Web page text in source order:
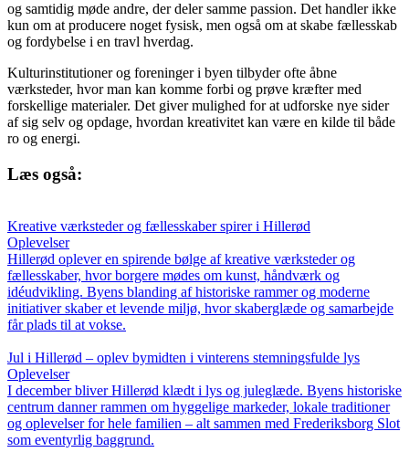
og samtidig møde andre, der deler samme passion. Det handler ikke
kun om at producere noget fysisk, men også om at skabe fællesskab
og fordybelse i en travl hverdag.
Kulturinstitutioner og foreninger i byen tilbyder ofte åbne
værksteder, hvor man kan komme forbi og prøve kræfter med
forskellige materialer. Det giver mulighed for at udforske nye sider
af sig selv og opdage, hvordan kreativitet kan være en kilde til både
ro og energi.
Læs også:
Kreative værksteder og fællesskaber spirer i Hillerød
Oplevelser
Hillerød oplever en spirende bølge af kreative værksteder og
fællesskaber, hvor borgere mødes om kunst, håndværk og
idéudvikling. Byens blanding af historiske rammer og moderne
initiativer skaber et levende miljø, hvor skaberglæde og samarbejde
får plads til at vokse.
Jul i Hillerød – oplev bymidten i vinterens stemningsfulde lys
Oplevelser
I december bliver Hillerød klædt i lys og juleglæde. Byens historiske
centrum danner rammen om hyggelige markeder, lokale traditioner
og oplevelser for hele familien – alt sammen med Frederiksborg Slot
som eventyrlig baggrund.